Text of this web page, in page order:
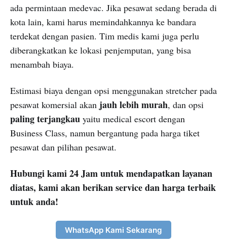
ada permintaan medevac. Jika pesawat sedang berada di
kota lain, kami harus memindahkannya ke bandara
terdekat dengan pasien. Tim medis kami juga perlu
diberangkatkan ke lokasi penjemputan, yang bisa
menambah biaya.
Estimasi biaya dengan opsi menggunakan stretcher pada
pesawat komersial akan jauh lebih murah, dan opsi
paling terjangkau yaitu medical escort dengan
Business Class, namun bergantung pada harga tiket
pesawat dan pilihan pesawat.
Hubungi kami 24 Jam untuk mendapatkan layanan
diatas, kami akan berikan service dan harga terbaik
untuk anda!
WhatsApp Kami Sekarang